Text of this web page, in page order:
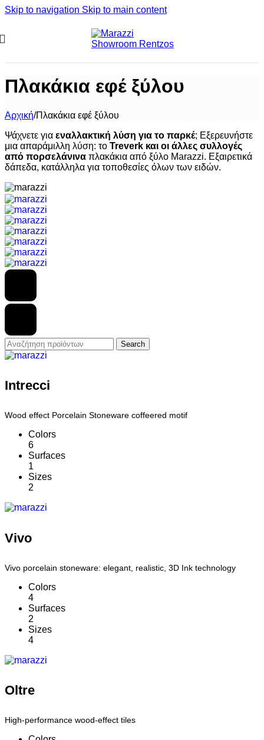
Skip to navigation Skip to main content
Πλακάκια εφέ ξύλου
Αρχική/Πλακάκια εφέ ξύλου
Ψάχνετε για εναλλακτική λύση για το παρκέ; Εξερευνήστε
μια απαράμιλλη λύση: το Treverk και οι άλλες συλλογές
από πορσελάνινα πλακάκια από ξύλο Marazzi. Εξαιρετικά
δάπεδα, κατάλληλα για τοποθεσίες όλων των ειδών.
Search
Intrecci
Wood effect Porcelain Stoneware coffeered motif
Colors
6
Surfaces
1
Sizes
2
Vivo
Vivo porcelain stoneware: elegant, realistic, 3D Ink technology
Colors
4
Surfaces
2
Sizes
4
Oltre
High-performance wood-effect tiles